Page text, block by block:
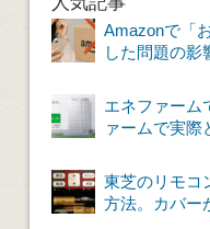
Amazonで「
した問題の影
エネファーム
ァームで実際
東芝のリモコ
方法。カバー